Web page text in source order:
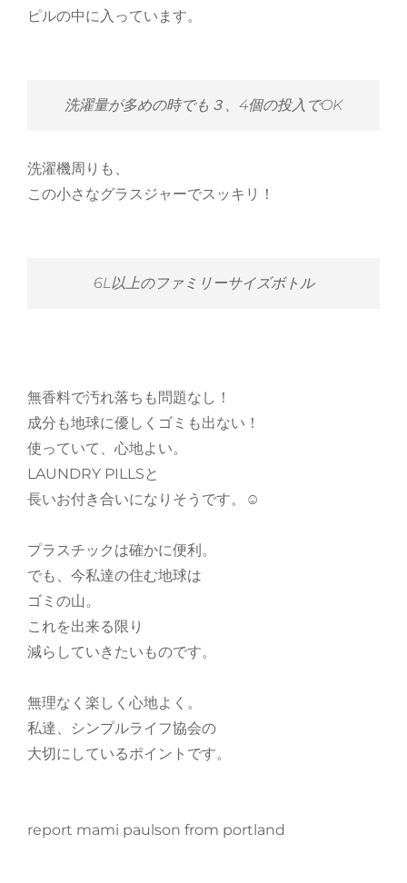
ピルの中に入っています。
洗濯量が多めの時でも３、4個の投入でOK
洗濯機周りも、
この小さなグラスジャーでスッキリ！
6L以上のファミリーサイズボトル
無香料で汚れ落ちも問題なし！
成分も地球に優しくゴミも出ない！
使っていて、心地よい。
LAUNDRY PILLSと
長いお付き合いになりそうです。☺️
プラスチックは確かに便利。
でも、今私達の住む地球は
ゴミの山。
これを出来る限り
減らしていきたいものです。
無理なく楽しく心地よく。
私達、シンプルライフ協会の
大切にしているポイントです。
report mami paulson from portland